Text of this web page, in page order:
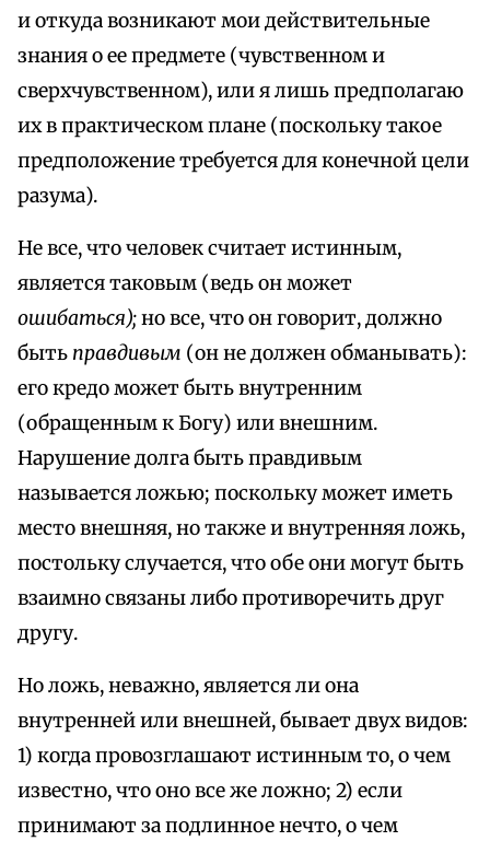
и откуда возникают мои действительные
знания о ее предмете (чувственном и
сверхчувственном), или я лишь предполагаю
их в практическом плане (поскольку такое
предположение требуется для конечной цели
разума).
Не все, что человек считает истинным,
является таковым (ведь он может
ошибаться);но все, что он говорит, должно
быть правдивым (он не должен обманывать):
его кредо может быть внутренним
(обращенным к Богу) или внешним.
Нарушение долга быть правдивым
называется ложью; поскольку может иметь
место внешняя, но также и внутренняя ложь,
постольку случается, что обе они могут быть
взаимно связаны либо противоречить друг
другу.
Но ложь, неважно, является ли она
внутренней или внешней, бывает двух видов:
1) когда провозглашают истинным то, о чем
известно, что оно все же ложно; 2) если
принимают за подлинное нечто, о чем